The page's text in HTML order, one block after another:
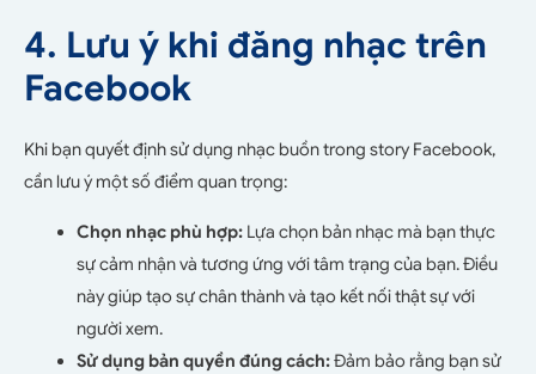
4. Lưu ý khi đăng nhạc trên
Facebook
Khi bạn quyết định sử dụng nhạc buồn trong story Facebook,
cần lưu ý một số điểm quan trọng:
Chọn nhạc phù hợp:Lựa chọn bản nhạc mà bạn thực
sự cảm nhận và tương ứng với tâm trạng của bạn. Điều
này giúp tạo sự chân thành và tạo kết nối thật sự với
người xem.
Sử dụng bản quyền đúng cách:Đảm bảo rằng bạn sử